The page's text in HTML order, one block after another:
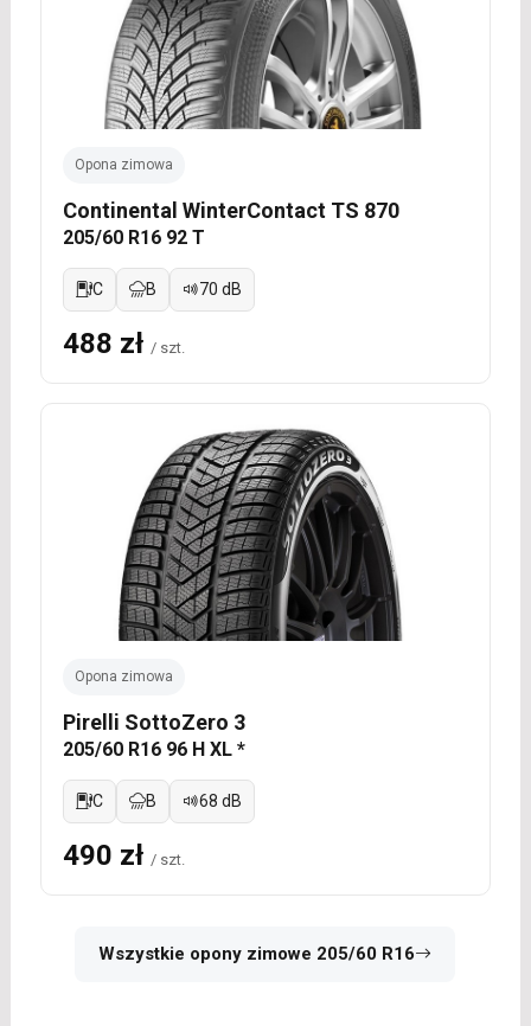
Opona zimowa
Continental WinterContact TS 870
205/60 R16 92 T
C B 70 dB
488 zł / szt.
Opona zimowa
Pirelli SottoZero 3
205/60 R16 96 H XL *
C B 68 dB
490 zł / szt.
Wszystkie opony zimowe 205/60 R16